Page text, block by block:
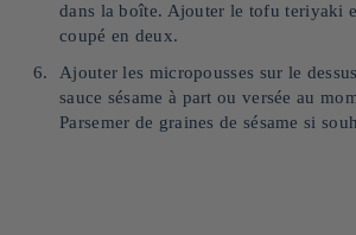
dans la boîte. Ajouter le tofu teriyaki
coupé en deux.
Ajouter les micropousses sur le
sauce sésame à part ou versée au
Parsemer de graines de sésame si